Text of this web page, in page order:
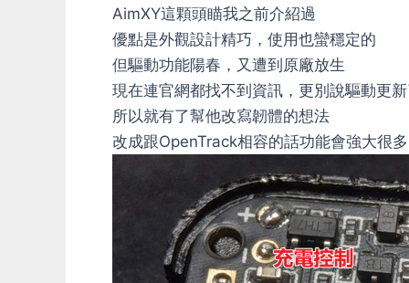
或
手
剎
沒
反
應
AimXY這顆頭瞄我之前介紹過
優點是外觀設計精巧，使用也蠻穩定的
但驅動功能陽春，又遭到原廠放生
現在連官網都找不到資訊，更別說驅動更
所以就有了幫他改寫韌體的想法
改成跟OpenTrack相容的話功能會強大很多